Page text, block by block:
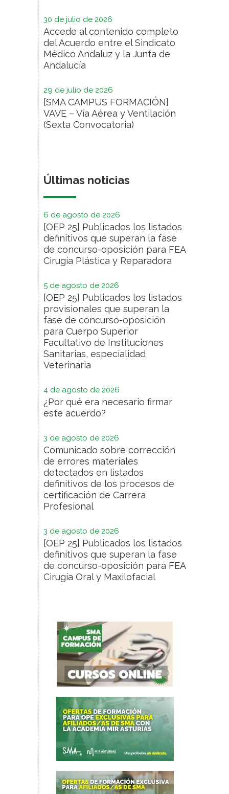
30 de julio de 2026
Accede al contenido completo
del Acuerdo entre el Sindicato
Médico Andaluz y la Junta de
Andalucía
29 de julio de 2026
[SMA CAMPUS FORMACIÓN]
VAVE – Vía Aérea y Ventilación
(Sexta Convocatoria)
Últimas noticias
6 de agosto de 2026
[OEP 25] Publicados los listados
definitivos que superan la fase
de concurso-oposición para FEA
Cirugía Plástica y Reparadora
5 de agosto de 2026
[OEP 25] Publicados los listados
provisionales que superan la
fase de concurso-oposición
para Cuerpo Superior
Facultativo de Instituciones
Sanitarias, especialidad
Veterinaria
4 de agosto de 2026
¿Por qué era necesario firmar
este acuerdo?
3 de agosto de 2026
Comunicado sobre corrección
de errores materiales
detectados en listados
definitivos de los procesos de
certificación de Carrera
Profesional
3 de agosto de 2026
[OEP 25] Publicados los listados
definitivos que superan la fase
de concurso-oposición para FEA
Cirugía Oral y Maxilofacial